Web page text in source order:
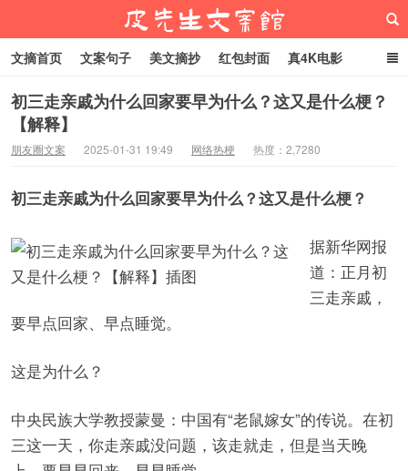
皮先生文案馆
文摘首页 文案句子 美文摘抄 红包封面 真4K电影
网络热梗 恋爱家庭 微信头像
初三走亲戚为什么回家要早为什么？这又是什么梗？
【解释】
朋友圈文案 2025-01-31 19:49 网络热梗 热度：2,7280
初三走亲戚为什么回家要早为什么？这又是什么梗？
据新华网报
道：正月初
三走亲戚，
要早点回家、早点睡觉。
这是为什么？
中央民族大学教授蒙曼：中国有“老鼠嫁女”的传说。在初
三这一天，你走亲戚没问题，该走就走，但是当天晚